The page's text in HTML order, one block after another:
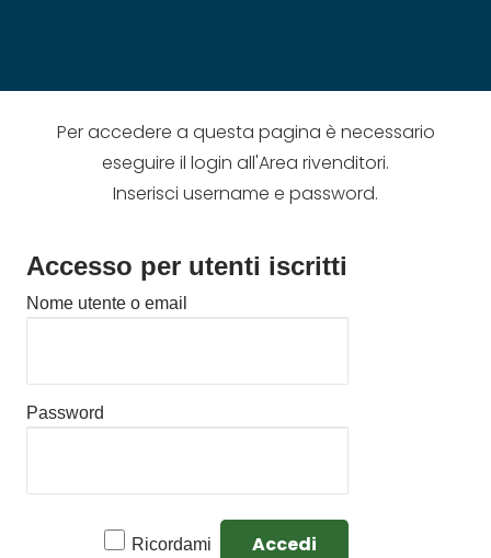
Per accedere a questa pagina è necessario
eseguire il login all'Area rivenditori.
Inserisci username e password.
Accesso per utenti iscritti
Nome utente o email
Password
Ricordami